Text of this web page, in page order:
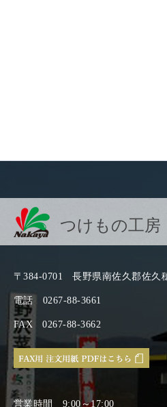
つけもの工房
〒384-0701 長野県南佐久郡佐久
電話 0267-88-3661
FAX 0267-88-3662
営業時間 9:00～17:00